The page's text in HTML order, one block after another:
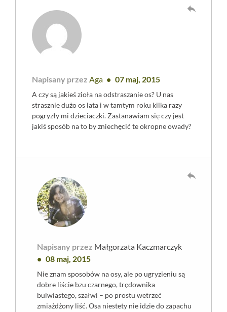
Napisany przez Aga 07 maj, 2015
A czy są jakieś zioła na odstraszanie os? U nas
strasznie dużo os lata i w tamtym roku kilka razy
pogryzły mi dzieciaczki. Zastanawiam się czy jest
jakiś sposób na to by zniechęcić te okropne owady?
reply
Napisany przez Małgorzata Kaczmarczyk
08 maj, 2015
Nie znam sposobów na osy, ale po ugryzieniu są
dobre liście bzu czarnego, trędownika
bulwiastego, szałwi – po prostu wetrzeć
zmiażdżony liść. Osa niestety nie idzie do zapachu
reply